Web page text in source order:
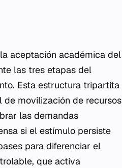
aceptación académica del
las tres etapas del
Esta estructura tripartita
de movilización de recursos
las demandas
si el estímulo persiste
para diferenciar el
que activa